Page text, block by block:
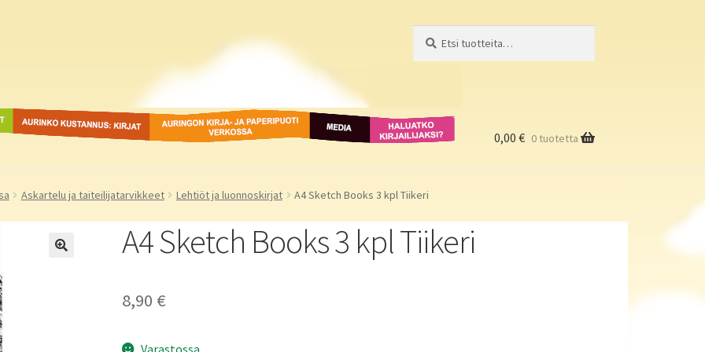
Aurinko Kustannus: kirjat Auringon kirja- ja
paperipuodit verkossa
Media
Haluatko
kirjailijaksi?
0,00 € 0 tuotetta
Askartelu ja taiteilijatarvikkeet Lehtiöt ja luonnoskirjat A4 Sketch Books 3 kpl Tiikeri
A4 Sketch Books 3 kpl Tiikeri
8,90 €